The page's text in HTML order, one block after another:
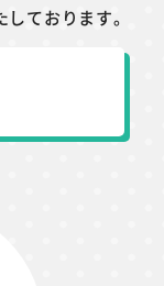
ております。